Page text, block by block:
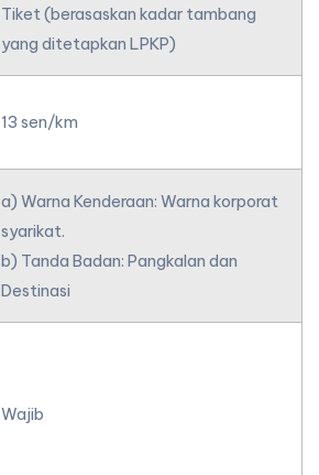
Tiket (berasaskan kadar tambang
yang ditetapkan LPKP)
13 sen/km
a) Warna Kenderaan: Warna korporat
syarikat.
b) Tanda Badan: Pangkalan dan
Destinasi
Wajib